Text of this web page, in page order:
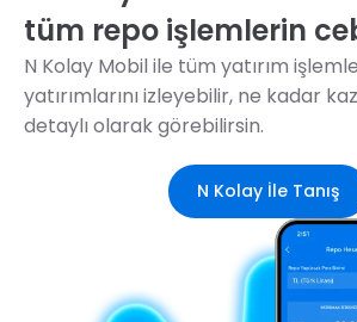
tüm repo işlemlerin
N Kolay Mobil ile tüm yatırım
yatırımlarını izleyebilir, ne kadar
detaylı olarak görebilirsin.
N Kolay İle Tanış